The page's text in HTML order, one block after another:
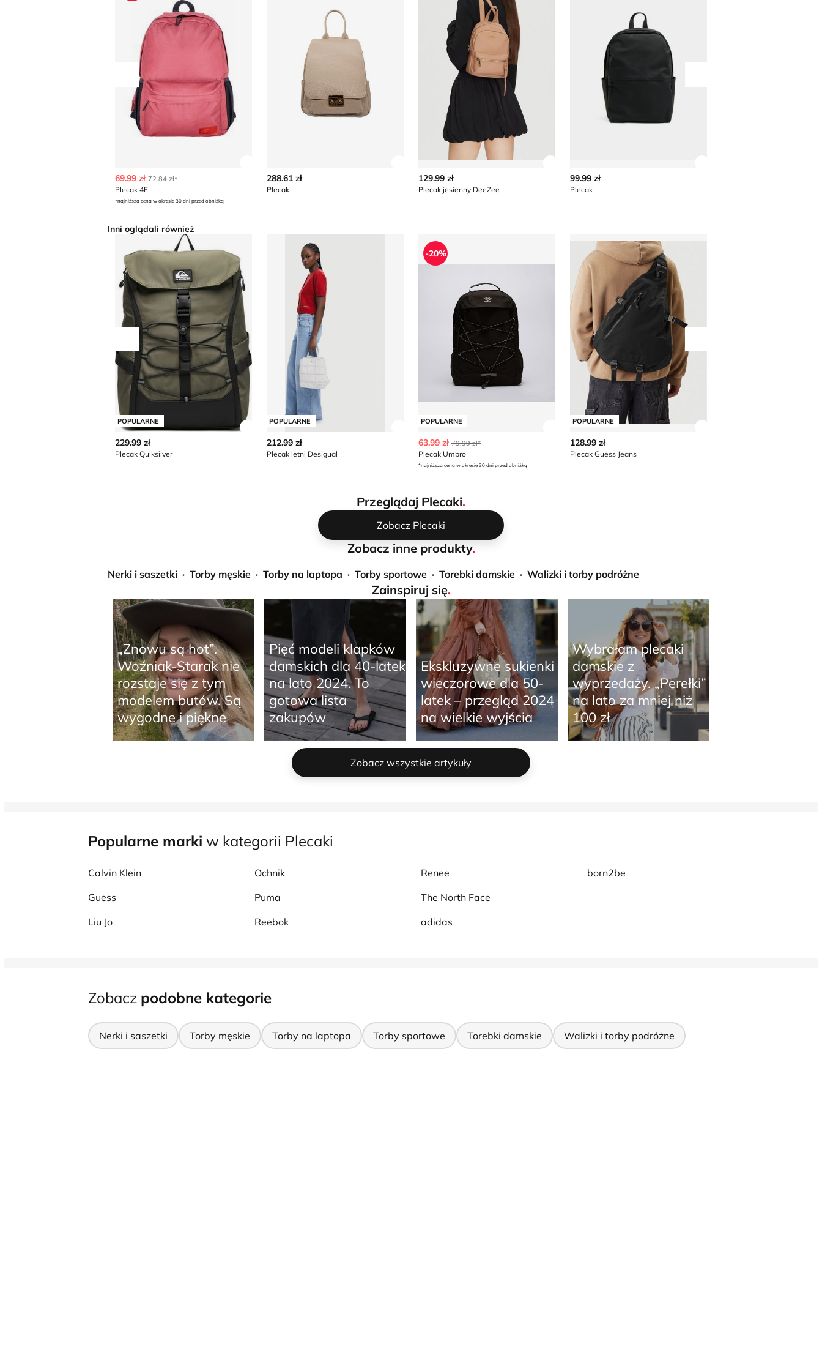
Przesuń w lewo
69.99 zł 72.84 zł*
Plecak 4F
*najniższa cena w okresie 30 dni przed obniżką
288.61 zł
Plecak
129.99 zł
Plecak jesienny DeeZee
99.99 zł
Plecak
Inni oglądali również
Przesuń w lewo
Plecak Quiksilver
POPULARNE
Zobacz szczegóły produktu
229.99 zł
Plecak Quiksilver
Plecak letni Desigual
POPULARNE
212.99 zł
Plecak letni Desigual
Plecak Umbro
POPULARNE
-20%
63.99 zł 79.99 zł*
Plecak Umbro
*najniższa cena w okresie 30 dni przed obniżką
Plecak Guess Jeans
POPULARNE
128.99 zł
Plecak Guess Jeans
Przeglądaj Plecaki.
Zobacz Plecaki
Zobacz inne produkty.
Nerki i saszetki Torby męskie Torby na laptopa Torby sportowe Torebki damskie Walizki i torby podróżne
Zainspiruj się.
„Znowu są hot”.
Woźniak-Starak nie
rozstaje się z tym
modelem butów. Są
wygodne i piękne
Pięć modeli klapków
damskich dla 40-latek
na lato 2024. To
gotowa lista
zakupów
Ekskluzywne sukienki
wieczorowe dla 50-
latek – przegląd 2024
na wielkie wyjścia
Wybrałam plecaki
damskie z
wyprzedaży. „Perełki”
na lato za mniej niż
100 zł
Zobacz wszystkie artykuły
Popularne marki w kategorii Plecaki
Calvin Klein
Guess
Liu Jo
Ochnik
Puma
Reebok
Renee
The North Face
adidas
born2be
Zobacz podobne kategorie
Nerki i saszetki Torby męskie Torby na laptopa Torby sportowe Torebki damskie Walizki i torby podróżne